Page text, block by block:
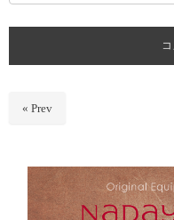
« Prev